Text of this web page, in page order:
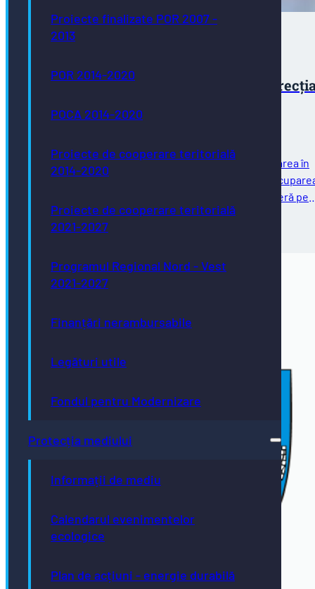
Proiecte finalizate POR 2007 -
2013
POR 2014-2020
POCA 2014-2020
Proiecte de cooperare teritorială
2014-2020
Proiecte de cooperare teritorială
2021-2027
Programul Regional Nord - Vest
2021-2027
Finanțări nerambursabile
Legături utile
Fondul pentru Modernizare
Protecția mediului
Informații de mediu
Calendarul evenimentelor
ecologice
Plan de acțiuni - energie durabilă
Concurs pentru ocuparea unei funcții
contractuale de execuţie vacante la
Direcţia de Asistenţă Socială Bistrița anunță organizarea în
data de 16.03.2026, ora 10:00, a concursului pentru
funcției contractuale de execuţie vacante de infirmieră pe
durată nedeterminată, cu normă întreagă,…
20/02/2026